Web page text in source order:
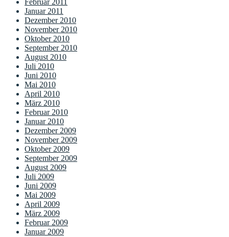
Februar 2011
Januar 2011
Dezember 2010
November 2010
Oktober 2010
September 2010
August 2010
Juli 2010
Juni 2010
Mai 2010
April 2010
März 2010
Februar 2010
Januar 2010
Dezember 2009
November 2009
Oktober 2009
September 2009
August 2009
Juli 2009
Juni 2009
Mai 2009
April 2009
März 2009
Februar 2009
Januar 2009